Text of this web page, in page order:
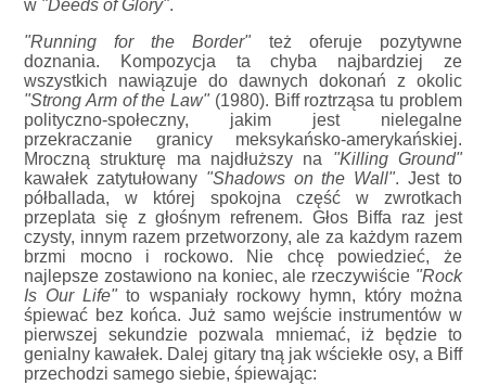
w "Deeds of Glory".
"Running for the Border"też oferuje pozytywne
doznania. Kompozycja ta chyba najbardziej ze
wszystkich nawiązuje do dawnych dokonań z okolic
"Strong Arm of the Law"(1980). Biff roztrząsa tu problem
polityczno-społeczny, jakim jest nielegalne
przekraczanie granicy meksykańsko-amerykańskiej.
Mroczną strukturę ma najdłuższy na "Killing Ground"
kawałek zatytułowany "Shadows on the Wall". Jest to
półballada, w której spokojna część w zwrotkach
przeplata się z głośnym refrenem. Głos Biffa raz jest
czysty, innym razem przetworzony, ale za każdym razem
brzmi mocno i rockowo. Nie chcę powiedzieć, że
najlepsze zostawiono na koniec, ale rzeczywiście "Rock
Is Our Life"to wspaniały rockowy hymn, który można
śpiewać bez końca. Już samo wejście instrumentów w
pierwszej sekundzie pozwala mniemać, iż będzie to
genialny kawałek. Dalej gitary tną jak wściekłe osy, a Biff
przechodzi samego siebie, śpiewając: